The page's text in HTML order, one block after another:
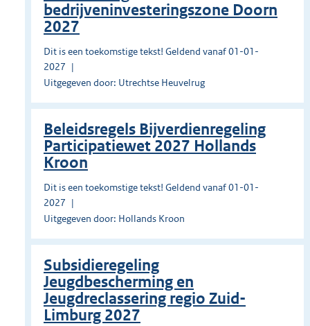
bedrijveninvesteringszone Doorn
2027
Dit is een toekomstige tekst! Geldend vanaf 01-01-
2027
Uitgegeven door: Utrechtse Heuvelrug
Beleidsregels Bijverdienregeling
Participatiewet 2027 Hollands
Kroon
Dit is een toekomstige tekst! Geldend vanaf 01-01-
2027
Uitgegeven door: Hollands Kroon
Subsidieregeling
Jeugdbescherming en
Jeugdreclassering regio Zuid-
Limburg 2027